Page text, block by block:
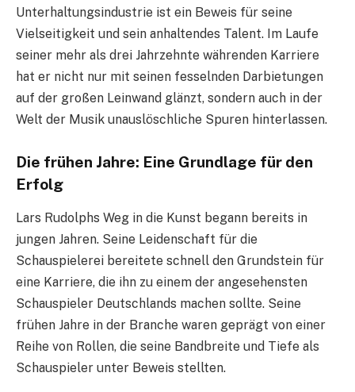
Unterhaltungsindustrie ist ein Beweis für seine
Vielseitigkeit und sein anhaltendes Talent. Im Laufe
seiner mehr als drei Jahrzehnte währenden Karriere
hat er nicht nur mit seinen fesselnden Darbietungen
auf der großen Leinwand glänzt, sondern auch in der
Welt der Musik unauslöschliche Spuren hinterlassen.
Die frühen Jahre: Eine Grundlage für den
Erfolg
Lars Rudolphs Weg in die Kunst begann bereits in
jungen Jahren. Seine Leidenschaft für die
Schauspielerei bereitete schnell den Grundstein für
eine Karriere, die ihn zu einem der angesehensten
Schauspieler Deutschlands machen sollte. Seine
frühen Jahre in der Branche waren geprägt von einer
Reihe von Rollen, die seine Bandbreite und Tiefe als
Schauspieler unter Beweis stellten.